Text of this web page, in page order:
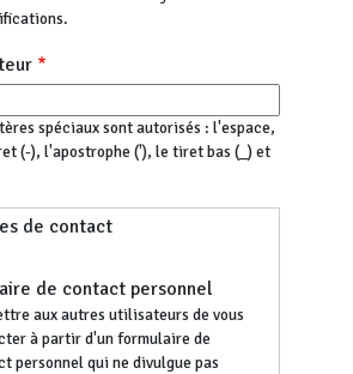
spéciaux sont autorisés : l'espace,
(-), l'apostrophe ('), le tiret bas (_) et
de contact
de contact personnel
aux autres utilisateurs de vous
à partir d'un formulaire de
personnel qui ne divulgue pas